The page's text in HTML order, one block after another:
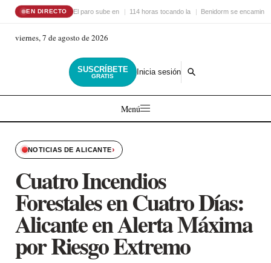
EN DIRECTO El paro sube en 114 horas tocando la Benidorm se encamina
viernes, 7 de agosto de 2026
SUSCRÍBETE
GRATIS Inicia sesión
Menú
NOTICIAS DE ALICANTE›
Cuatro Incendios
Forestales en Cuatro Días:
Alicante en Alerta Máxima
por Riesgo Extremo